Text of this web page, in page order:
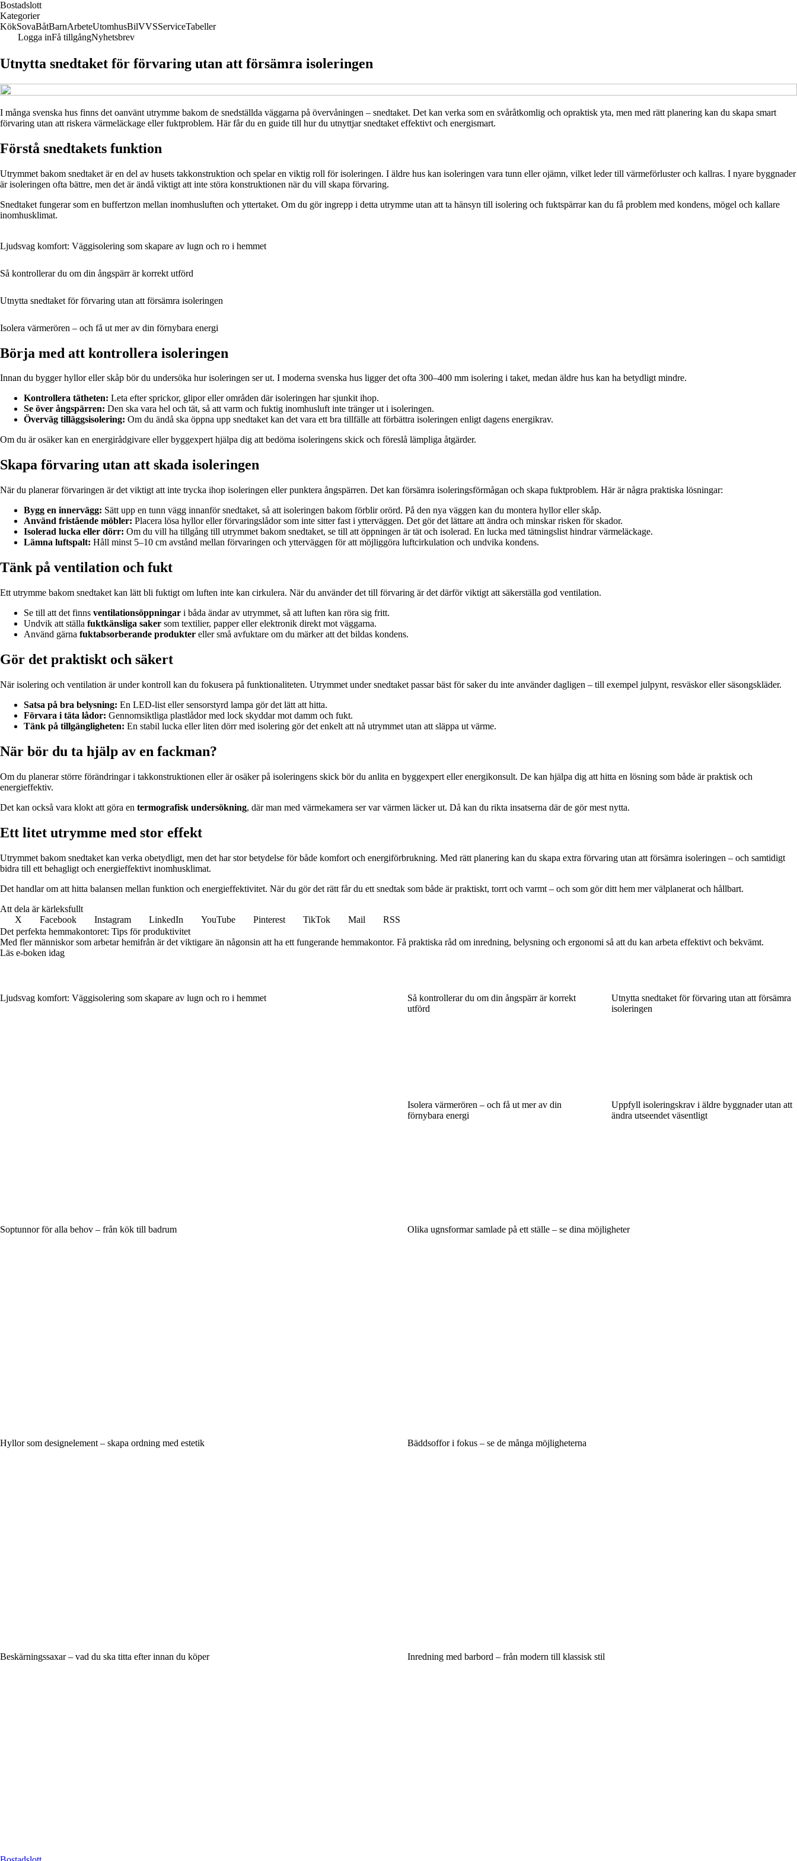
Bostadslott
Kategorier
KökSovaBåtBarnArbeteUtomhusBilVVSServiceTabeller
Logga inFå tillgångNyhetsbrev
Utnytta snedtaket för förvaring utan att försämra isoleringen
I många svenska hus finns det oanvänt utrymme bakom de snedställda väggarna på övervåningen – snedtaket. Det kan verka som en svåråtkomlig och opraktisk yta, men med rätt planering kan du skapa smart
förvaring utan att riskera värmeläckage eller fuktproblem. Här får du en guide till hur du utnyttjar snedtaket effektivt och energismart.
Förstå snedtakets funktion
Utrymmet bakom snedtaket är en del av husets takkonstruktion och spelar en viktig roll för isoleringen. I äldre hus kan isoleringen vara tunn eller ojämn, vilket leder till värmeförluster och kallras. I nyare byggnader
är isoleringen ofta bättre, men det är ändå viktigt att inte störa konstruktionen när du vill skapa förvaring.
Snedtaket fungerar som en buffertzon mellan inomhusluften och yttertaket. Om du gör ingrepp i detta utrymme utan att ta hänsyn till isolering och fuktspärrar kan du få problem med kondens, mögel och kallare
inomhusklimat.
Ljudsvag komfort: Väggisolering som skapare av lugn och ro i hemmet
Så kontrollerar du om din ångspärr är korrekt utförd
Utnytta snedtaket för förvaring utan att försämra isoleringen
Isolera värmerören – och få ut mer av din förnybara energi
Börja med att kontrollera isoleringen
Innan du bygger hyllor eller skåp bör du undersöka hur isoleringen ser ut. I moderna svenska hus ligger det ofta 300–400 mm isolering i taket, medan äldre hus kan ha betydligt mindre.
Kontrollera tätheten: Leta efter sprickor, glipor eller områden där isoleringen har sjunkit ihop.
Se över ångspärren: Den ska vara hel och tät, så att varm och fuktig inomhusluft inte tränger ut i isoleringen.
Överväg tilläggsisolering: Om du ändå ska öppna upp snedtaket kan det vara ett bra tillfälle att förbättra isoleringen enligt dagens energikrav.
Om du är osäker kan en energirådgivare eller byggexpert hjälpa dig att bedöma isoleringens skick och föreslå lämpliga åtgärder.
Skapa förvaring utan att skada isoleringen
När du planerar förvaringen är det viktigt att inte trycka ihop isoleringen eller punktera ångspärren. Det kan försämra isoleringsförmågan och skapa fuktproblem. Här är några praktiska lösningar:
Bygg en innervägg: Sätt upp en tunn vägg innanför snedtaket, så att isoleringen bakom förblir orörd. På den nya väggen kan du montera hyllor eller skåp.
Använd fristående möbler: Placera lösa hyllor eller förvaringslådor som inte sitter fast i ytterväggen. Det gör det lättare att ändra och minskar risken för skador.
Isolerad lucka eller dörr: Om du vill ha tillgång till utrymmet bakom snedtaket, se till att öppningen är tät och isolerad. En lucka med tätningslist hindrar värmeläckage.
Lämna luftspalt: Håll minst 5–10 cm avstånd mellan förvaringen och ytterväggen för att möjliggöra luftcirkulation och undvika kondens.
Tänk på ventilation och fukt
Ett utrymme bakom snedtaket kan lätt bli fuktigt om luften inte kan cirkulera. När du använder det till förvaring är det därför viktigt att säkerställa god ventilation.
Se till att det finns ventilationsöppningar i båda ändar av utrymmet, så att luften kan röra sig fritt.
Undvik att ställa fuktkänsliga saker som textilier, papper eller elektronik direkt mot väggarna.
Använd gärna fuktabsorberande produkter eller små avfuktare om du märker att det bildas kondens.
Gör det praktiskt och säkert
När isolering och ventilation är under kontroll kan du fokusera på funktionaliteten. Utrymmet under snedtaket passar bäst för saker du inte använder dagligen – till exempel julpynt, resväskor eller säsongskläder.
Satsa på bra belysning: En LED-list eller sensorstyrd lampa gör det lätt att hitta.
Förvara i täta lådor: Gennomsiktliga plastlådor med lock skyddar mot damm och fukt.
Tänk på tillgängligheten: En stabil lucka eller liten dörr med isolering gör det enkelt att nå utrymmet utan att släppa ut värme.
När bör du ta hjälp av en fackman?
Om du planerar större förändringar i takkonstruktionen eller är osäker på isoleringens skick bör du anlita en byggexpert eller energikonsult. De kan hjälpa dig att hitta en lösning som både är praktisk och
energieffektiv.
Det kan också vara klokt att göra en termografisk undersökning, där man med värmekamera ser var värmen läcker ut. Då kan du rikta insatserna där de gör mest nytta.
Ett litet utrymme med stor effekt
Utrymmet bakom snedtaket kan verka obetydligt, men det har stor betydelse för både komfort och energiförbrukning. Med rätt planering kan du skapa extra förvaring utan att försämra isoleringen – och samtidigt
bidra till ett behagligt och energieffektivt inomhusklimat.
Det handlar om att hitta balansen mellan funktion och energieffektivitet. När du gör det rätt får du ett snedtak som både är praktiskt, torrt och varmt – och som gör ditt hem mer välplanerat och hållbart.
Att dela är kärleksfullt
X
Facebook Instagram LinkedIn YouTube Pinterest TikTok Mail
RSS
Det perfekta hemmakontoret: Tips för produktivitet
Med fler människor som arbetar hemifrån är det viktigare än någonsin att ha ett fungerande hemmakontor. Få praktiska råd om inredning, belysning och ergonomi så att du kan arbeta effektivt och bekvämt.
Läs e-boken idag
Ljudsvag komfort: Väggisolering som skapare av lugn och ro i hemmet
Så kontrollerar du om din ångspärr är korrekt
utförd
Utnytta snedtaket för förvaring utan att försämra
isoleringen
Isolera värmerören – och få ut mer av din
förnybara energi
Uppfyll isoleringskrav i äldre byggnader utan att
ändra utseendet väsentligt
Soptunnor för alla behov – från kök till badrum Olika ugnsformar samlade på ett ställe – se dina möjligheter
Hyllor som designelement – skapa ordning med estetik Bäddsoffor i fokus – se de många möjligheterna
Beskärningssaxar – vad du ska titta efter innan du köper Inredning med barbord – från modern till klassisk stil